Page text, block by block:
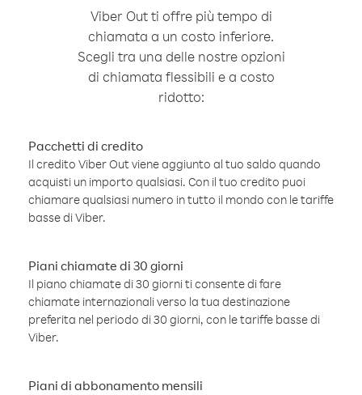
Viber Out ti offre più tempo di
chiamata a un costo inferiore.
Scegli tra una delle nostre opzioni
di chiamata flessibili e a costo
ridotto:
Pacchetti di credito
Il credito Viber Out viene aggiunto al tuo saldo quando
acquisti un importo qualsiasi. Con il tuo credito puoi
chiamare qualsiasi numero in tutto il mondo con le tariffe
basse di Viber.
Piani chiamate di 30 giorni
Il piano chiamate di 30 giorni ti consente di fare
chiamate internazionali verso la tua destinazione
preferita nel periodo di 30 giorni, con le tariffe basse di
Viber.
Piani di abbonamento mensili